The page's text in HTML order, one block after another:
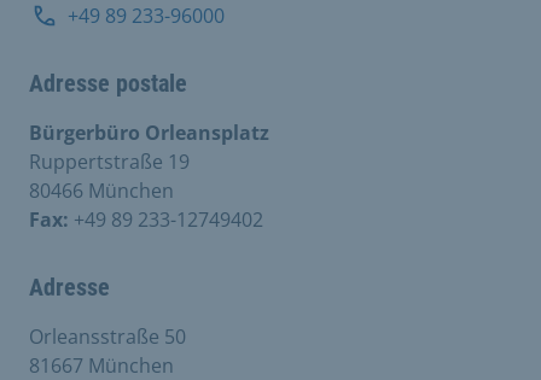
+49 89 233-96000
Adresse postale
Bürgerbüro Orleansplatz
Ruppertstraße 19
80466 München
Fax: +49 89 233-12749402
Adresse
Orleansstraße 50
81667 München